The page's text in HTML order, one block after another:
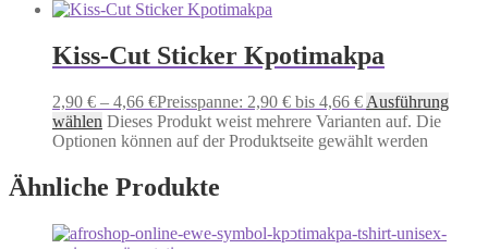
Kiss-Cut Sticker Kpotimakpa
2,90 € – 4,66 €Preisspanne: 2,90 € bis 4,66 € Ausführung
wählen Dieses Produkt weist mehrere Varianten auf. Die
Optionen können auf der Produktseite gewählt werden
Ähnliche Produkte